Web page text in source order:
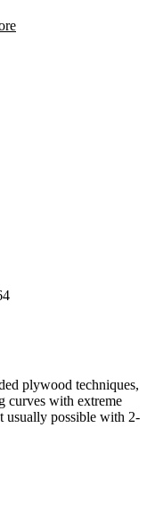
plywood techniques,
curves with extreme
usually possible with 2-